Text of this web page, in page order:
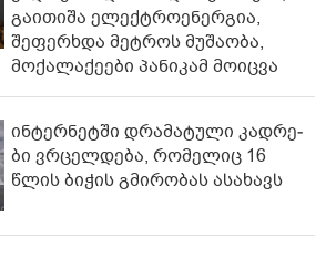
გაითიშა ელექტროენერგია,
შეფერხდა მეტროს მუშაობა,
მოქალაქეები პანიკამ მოიცვა
ინ­ტერ­ნეტ­ში დრა­მა­ტუ­ლი კად­რე­
ბი ვრცელდება, რომელიც 16
წლის ბიჭის გმირობას ასახავს